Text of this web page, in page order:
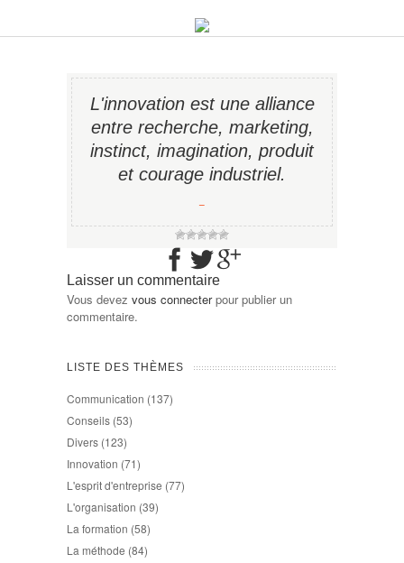
L'innovation est une alliance
entre recherche, marketing,
instinct, imagination, produit
et courage industriel.
−
Laisser un commentaire
Vous devez vous connecterpour publier un
commentaire.
LISTE DES THÈMES
Communication (137)
Conseils (53)
Divers (123)
Innovation (71)
L'esprit d'entreprise (77)
L'organisation (39)
La formation (58)
La méthode (84)